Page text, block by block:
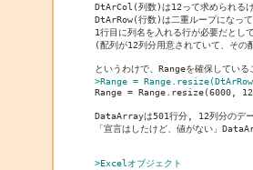
DtArCol(列数)は12って求められるけ
DtArRow(行数)は二重ループになっ
1行目に列名を入れる行が必要だとし
(配列が12列分用意されていて、その
>Range =
DataArrayは501行分, 12列分のデー
「宣言はしたけど、値がない」
>Excelオブジェクト